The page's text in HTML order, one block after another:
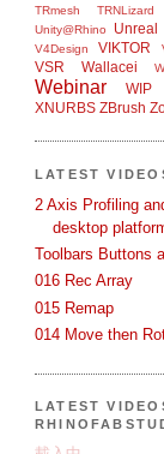
TRmesh
TRNLizard
Unity@Rhino
Unreal
V4Design VIKTOR
VSR Wallacei
Webinar WIP
XNURBS ZBrush
LATEST
2 Axis Profiling
desktop
Toolbars Buttons
016 Rec Array
015 Remap
014 Move then
LATEST